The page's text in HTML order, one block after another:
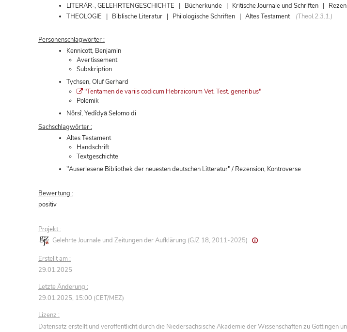
LITERÄR-, GELEHRTENGESCHICHTE | Bücherkunde | Kritische Journale und Schriften |
THEOLOGIE | Biblische Literatur | Philologische Schriften | Altes Testament (Theol.2.3.1.)
Personenschlagwörter :
Kennicott, Benjamin
Avertissement
Subskription
Tychsen, Oluf Gerhard
"Tentamen de variis codicum Hebraicorum Vet. Test. generibus"
Polemik
Nôrsî, Yedîdyā Selomo di
Sachschlagwörter :
Altes Testament
Handschrift
Textgeschichte
"Auserlesene Bibliothek der neuesten deutschen Litteratur" / Rezension, Kontroverse
Bewertung :
positiv
Projekt :
Gelehrte Journale und Zeitungen der Aufklärung (GJZ 18, 2011-2025)
Erstellt am :
29.01.2025
Letzte Änderung :
29.01.2025, 15:00 (CET/MEZ)
Lizenz :
Datensatz erstellt und veröffentlicht durch die Niedersächsische Akademie der Wissenschaften zu Göttingen